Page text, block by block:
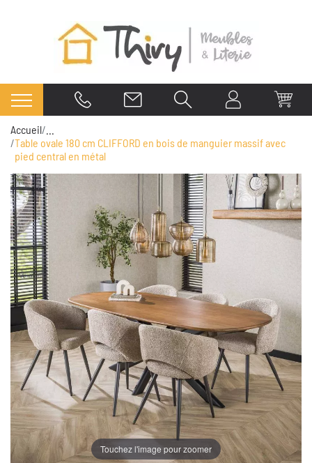
Accueil
Table ovale 180 cm CLIFFORD en bois de manguier massif avec
pied central en métal
Touchez l'image pour zoomer